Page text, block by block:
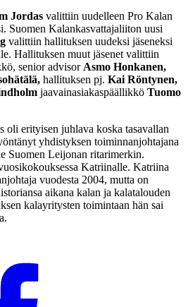
Jordas valittiin uudelleen Pro Kalan
Suomen Kalankasvattajaliiton uusi
valittiin hallituksen uudeksi jäseneksi
Hallituksen muut jäsenet valittiin
senior advisor Asmo Honkanen,
hallituksen pj. Kai Röntynen,
jaavainasiakaspäällikkö Tuomo
oli erityisen juhlava koska tasavallan
yhdistyksen toiminnanjohtajana
Suomen Leijonan ritarimerkin.
Katriinalle. Katriina
vuodesta 2004, mutta on
aikana kalan ja kalatalouden
kalayritysten toimintaan hän sai